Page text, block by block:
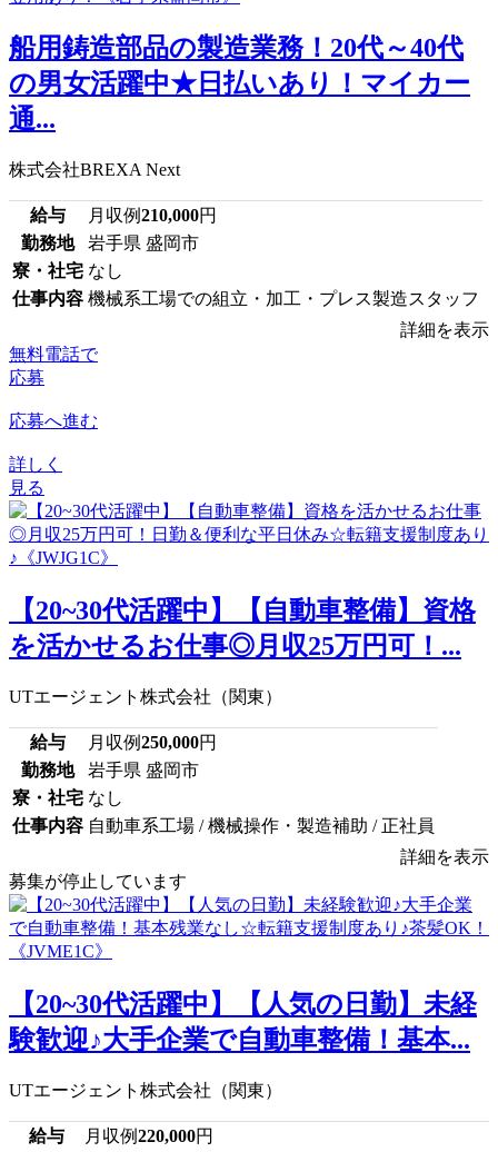
船用鋳造部品の製造業務！20代～40代
の男女活躍中★日払いあり！マイカー
通...
株式会社BREXA Next
給与 月収例210,000円
勤務地
岩手県 盛岡市
寮・社宅 なし
仕事内容 機械系工場での組立・加工・プレス製造スタッフ
詳細を表示
無料電話で
応募
応募へ進む
詳しく
見る
【20~30代活躍中】【自動車整備】資格
を活かせるお仕事◎月収25万円可！...
UTエージェント株式会社（関東）
給与 月収例250,000円
勤務地
岩手県 盛岡市
寮・社宅 なし
仕事内容 自動車系工場 / 機械操作・製造補助 / 正社員
詳細を表示
募集が停止しています
【20~30代活躍中】【人気の日勤】未経
験歓迎♪大手企業で自動車整備！基本...
UTエージェント株式会社（関東）
給与 月収例220,000円